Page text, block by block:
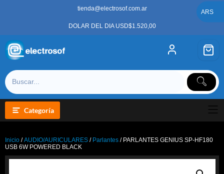
tienda@electrosof.com.ar
DOLAR DEL DIA USD$1.520,00
Categoría
Inicio /AUDIO/AURICULARES / Parlantes / PARLANTES GENIUS SP-HF180
USB 6W POWERED BLACK
ARS